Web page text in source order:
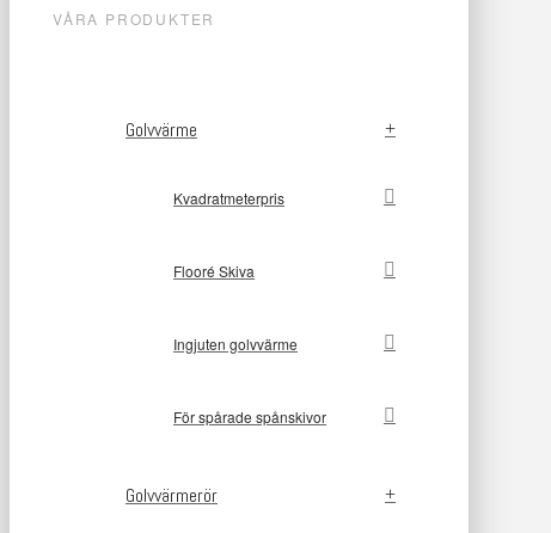
VÅRA PRODUKTER
Golvvärme
Kvadratmeterpris
Flooré Skiva
Ingjuten golvvärme
För spårade spånskivor
Golvvärmerör